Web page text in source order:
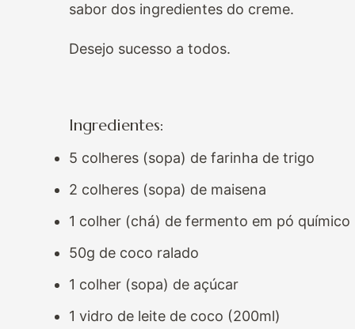
sabor dos ingredientes do creme.
Desejo sucesso a todos.
Ingredientes:
5 colheres (sopa) de farinha de trigo
2 colheres (sopa) de maisena
1 colher (chá) de fermento em pó químico
50g de coco ralado
1 colher (sopa) de açúcar
1 vidro de leite de coco (200ml)